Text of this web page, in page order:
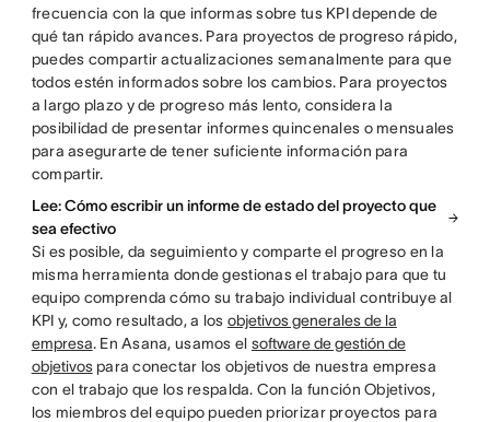
frecuencia con la que informas sobre tus KPI depende de
qué tan rápido avances. Para proyectos de progreso rápido,
puedes compartir actualizaciones semanalmente para que
todos estén informados sobre los cambios. Para proyectos
a largo plazo y de progreso más lento, considera la
posibilidad de presentar informes quincenales o mensuales
para asegurarte de tener suficiente información para
compartir.
Lee: Cómo escribir un informe de estado del proyecto que
sea efectivo
Si es posible, da seguimiento y comparte el progreso en la
misma herramienta donde gestionas el trabajo para que tu
equipo comprenda cómo su trabajo individual contribuye al
KPI y, como resultado, a los objetivos generales de la
empresa. En Asana, usamos el software de gestión de
objetivospara conectar los objetivos de nuestra empresa
con el trabajo que los respalda. Con la función Objetivos,
los miembros del equipo pueden priorizar proyectos para